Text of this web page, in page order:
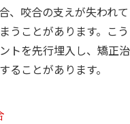
、咬合の支えが失われて
うことがあります。こう
トを先行埋入し、矯正治
ことがあります。